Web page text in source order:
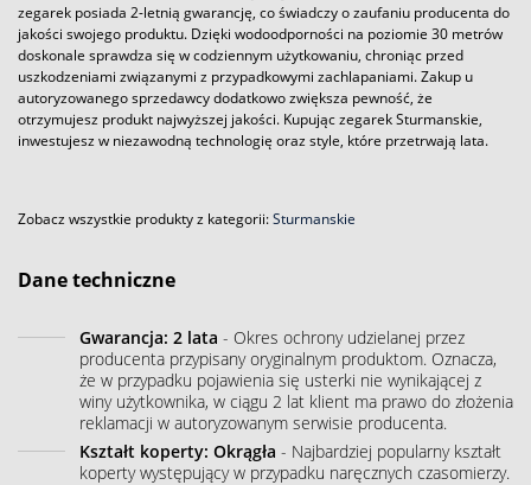
zegarek posiada 2-letnią gwarancję, co świadczy o zaufaniu producenta do
jakości swojego produktu. Dzięki wodoodporności na poziomie 30 metrów
doskonale sprawdza się w codziennym użytkowaniu, chroniąc przed
uszkodzeniami związanymi z przypadkowymi zachlapaniami. Zakup u
autoryzowanego sprzedawcy dodatkowo zwiększa pewność, że
otrzymujesz produkt najwyższej jakości. Kupując zegarek Sturmanskie,
inwestujesz w niezawodną technologię oraz style, które przetrwają lata.
Zobacz wszystkie produkty z kategorii:Sturmanskie
Dane techniczne
Gwarancja: 2 lata - Okres ochrony udzielanej przez
producenta przypisany oryginalnym produktom. Oznacza,
że w przypadku pojawienia się usterki nie wynikającej z
winy użytkownika, w ciągu 2 lat klient ma prawo do złożenia
reklamacji w autoryzowanym serwisie producenta.
Kształt koperty: Okrągła - Najbardziej popularny kształt
koperty występujący w przypadku naręcznych czasomierzy.